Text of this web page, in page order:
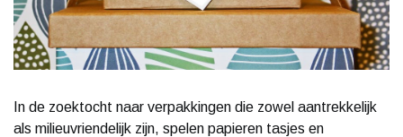
In de zoektocht naar verpakkingen die zowel aantrekkelijk
als milieuvriendelijk zijn, spelen papieren tasjes en